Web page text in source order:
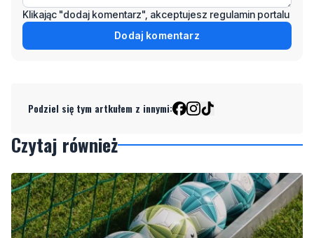
Klikając "dodaj komentarz", akceptujesz regulamin portalu
Dodaj komentarz
Podziel się tym artkułem z innymi:
Czytaj również